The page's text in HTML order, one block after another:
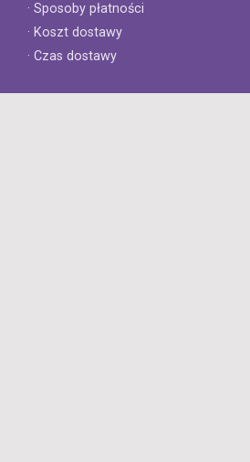
· Sposoby płatności
· Koszt dostawy
· Czas dostawy